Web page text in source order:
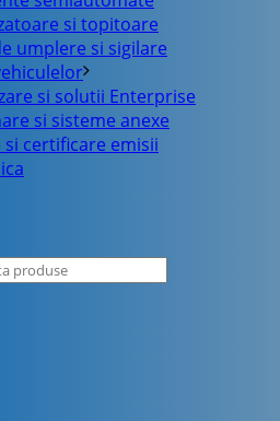
si topitoare
umplere si sigilare
si solutii Enterprise
si sisteme anexe
si certificare emisii